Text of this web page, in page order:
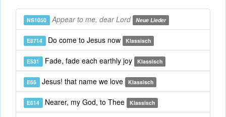
NS1050 Appear to me, dear Lord Neue Lieder
E8714 Do come to Jesus now Klassisch
E531 Fade, fade each earthly joy Klassisch
E65 Jesus! that name we love Klassisch
E614 Nearer, my God, to Thee Klassisch